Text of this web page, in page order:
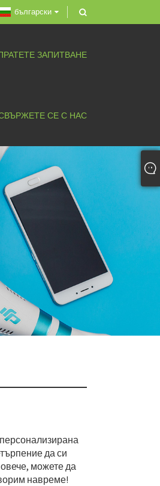
български
ЗАПИТВАНЕ
СЕ С НАС
да си
можете да
навреме!